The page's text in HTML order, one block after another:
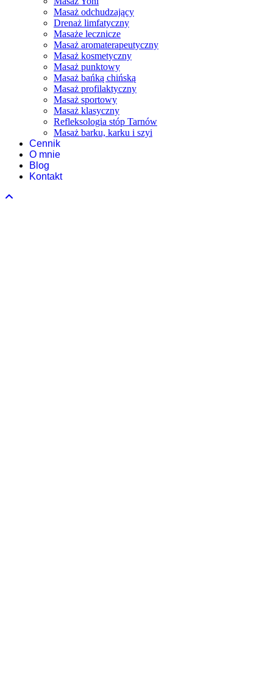
Masaż odchudzający
Drenaż limfatyczny
Masaże lecznicze
Masaż aromaterapeutyczny
Masaż kosmetyczny
Masaż punktowy
Masaż bańką chińską
Masaż profilaktyczny
Masaż sportowy
Masaż klasyczny
Refleksologia stóp Tarnów
Masaż barku, karku i szyi
Cennik
O mnie
Blog
Kontakt